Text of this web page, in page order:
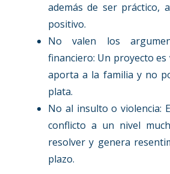
además de ser práctico,
positivo.
No valen los
financiero: Un proyecto
aporta a la familia y no
plata.
No al insulto o violencia:
conflicto a un nivel
resolver y genera
plazo.